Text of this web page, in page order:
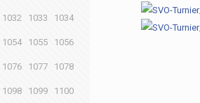
1032 1033 1034
1054 1055 1056
1076 1077 1078
1098 1099 1100